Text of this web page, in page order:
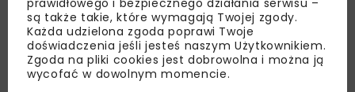
Zapisz się do newslettera aby otrzymywać od
nas najlepsze informacje branżowe,
zaproszenia na wydarzenia, atrakcyjne oferty i
dedykowane akcje specjalne.
prawidłowego i bezpiecznego działania serwisu –
są także takie, które wymagają Twojej zgody.
Każda udzielona zgoda poprawi Twoje
doświadczenia jeśli jesteś naszym Użytkownikiem.
Zgoda na pliki cookies jest dobrowolna i można ją
wycofać w dowolnym momencie.